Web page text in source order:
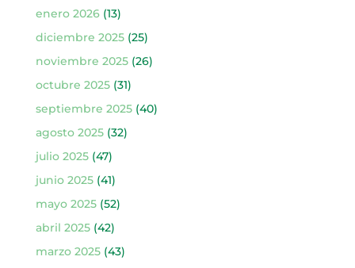
enero 2026(13)
diciembre 2025(25)
noviembre 2025(26)
octubre 2025(31)
septiembre 2025(40)
agosto 2025(32)
julio 2025(47)
junio 2025(41)
mayo 2025(52)
abril 2025(42)
marzo 2025(43)